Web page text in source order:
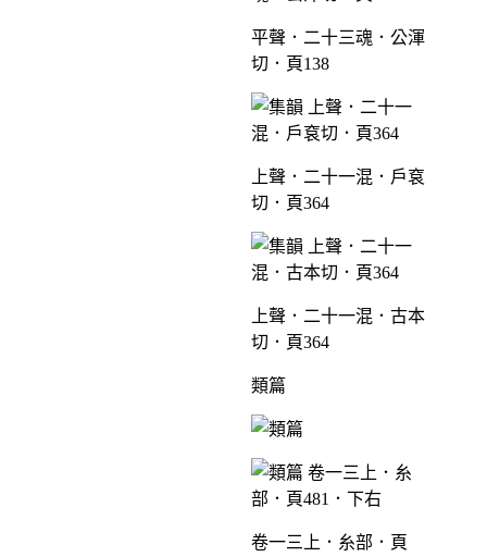
平聲．二十三魂．公渾
切．頁138
上聲．二十一混．戶袞
切．頁364
上聲．二十一混．古本
切．頁364
類篇
卷一三上．糸部．頁